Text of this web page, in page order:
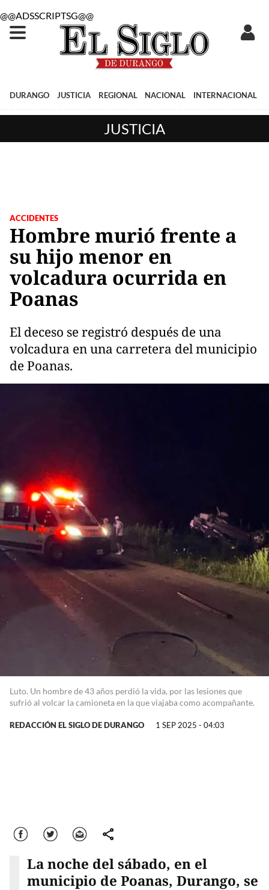
@@ADSSCRIPTSG@@
DURANGO JUSTICIA REGIONAL NACIONAL INTERNACIONAL
JUSTICIA
ACCIDENTES
Hombre murió frente a
su hijo menor en
volcadura ocurrida en
Poanas
El deceso se registró después de una
volcadura en una carretera del municipio
de Poanas.
Luto. Un hombre de 43 años perdió la vida, por las lesiones que
sufrió al volcar la camioneta en la que viajaba como acompañante.
REDACCIÓN EL SIGLO DE DURANGO 1 SEP 2025 - 04:03
Facebook Twitter Correo comparte
La noche del sábado, en el
municipio de Poanas, Durango, se